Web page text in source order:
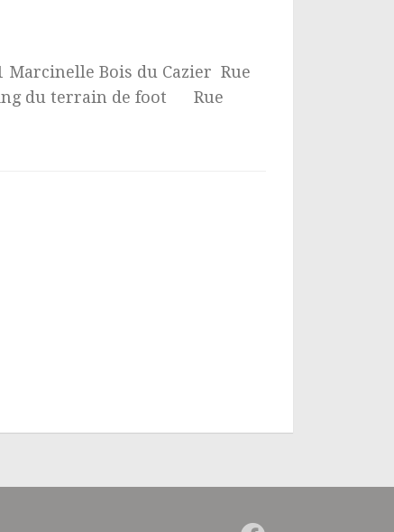
Marcinelle Bois du Cazier Rue
du terrain de foot Rue